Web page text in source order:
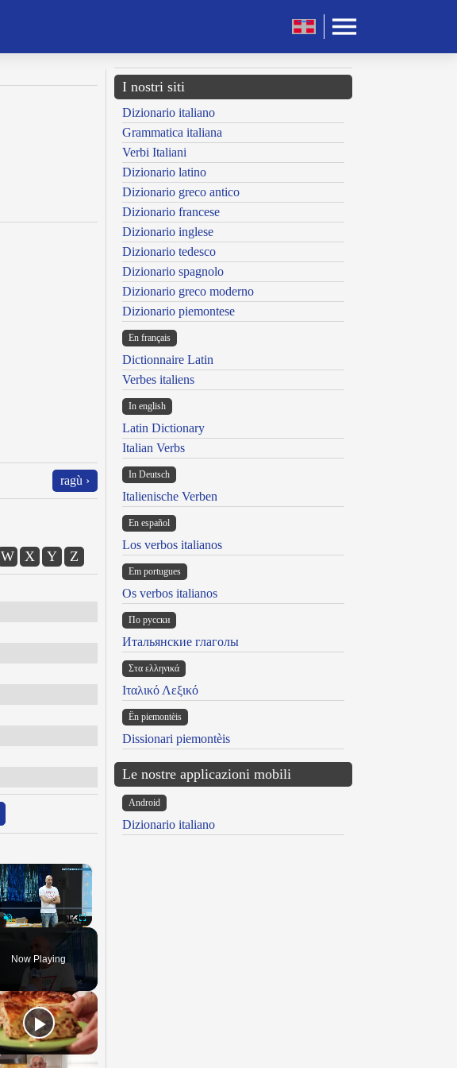
ragù ›
W X Y Z
×
Fullscreen
Now Playing
I nostri siti
Dizionario italiano
Grammatica italiana
Verbi Italiani
Dizionario latino
Dizionario greco antico
Dizionario francese
Dizionario inglese
Dizionario tedesco
Dizionario spagnolo
Dizionario greco moderno
Dizionario piemontese
En français
Dictionnaire Latin
Verbes italiens
In english
Latin Dictionary
Italian Verbs
In Deutsch
Italienische Verben
En español
Los verbos italianos
Em portugues
Os verbos italianos
По русски
Итальянские глаголы
Στα ελληνικά
Ιταλικό Λεξικό
Ën piemontèis
Dissionari piemontèis
Le nostre applicazioni mobili
Android
Dizionario italiano